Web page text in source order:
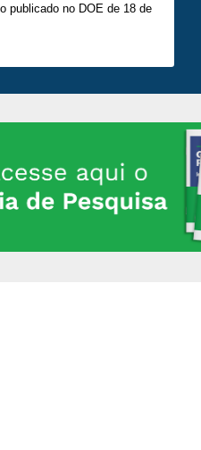
publicado no DOE de 18 de